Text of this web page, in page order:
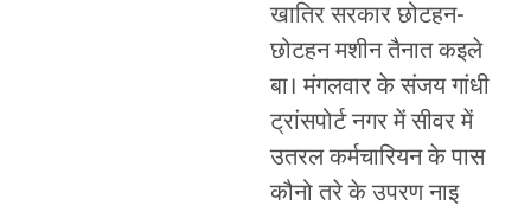
खातिर सरकार छोटहन-
छोटहन मशीन तैनात कइले
बा। मंगलवार के संजय गांधी
ट्रांसपोर्ट नगर में सीवर में
उतरल कर्मचारियन के पास
कौनो तरे के उपरण नाइ